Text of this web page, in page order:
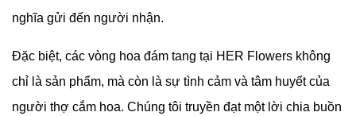
nghĩa gửi đến người nhận.
Đặc biệt, các vòng hoa đám tang tại HER Flowers không
chỉ là sản phẩm, mà còn là sự tình cảm và tâm huyết của
người thợ cắm hoa. Chúng tôi truyền đạt một lời chia buồn